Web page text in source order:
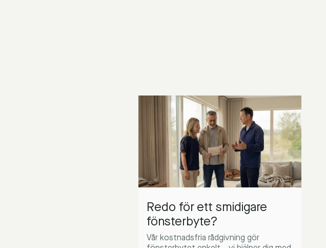
Redo för ett smidigare
fönsterbyte?
Vår kostnadsfria rådgivning gör